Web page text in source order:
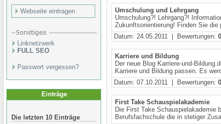
Webseite eintragen
Linknetzwerk
FULL SEO
Passwort vergessen?
Einträge
Die letzten 10 Einträge
Umschulung und Lehrgang
Umschulung?! Lehrgang?!
Zukunftsorientierung! Finden Sie
Datum: 24.05.2011 | Bewertungen: 0
Karriere und Bildung
Der neue Blog Karriere-und-
Karriere und Bildung passen. Es
Datum: 07.10.2011 | Bewertungen: 0
First Take Schauspielakademie
Die First Take Schauspielakademie
Berufsfachschule die in stetiger